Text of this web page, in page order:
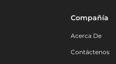
Compañía
Acerca De
Contáctenos